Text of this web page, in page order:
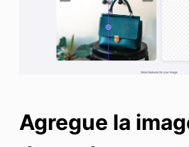
Agregue la